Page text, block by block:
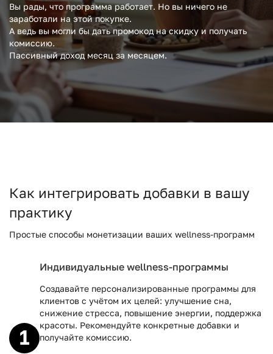
Вы рады, что программа работает. Но вы ничего не
заработали на этой покупке.
А ведь вы могли бы дать промокод на скидку и получать
комиссию.
Пассивный доход месяц за месяцем.
Как интегрировать добавки в вашу
практику
Простые способы монетизации ваших wellness-программ
Индивидуальные wellness-программы
Создавайте персонализированные программы для
клиентов с учётом их целей: улучшение сна,
снижение стресса, повышение энергии, поддержка
красоты. Рекомендуйте конкретные добавки и
получайте комиссию.